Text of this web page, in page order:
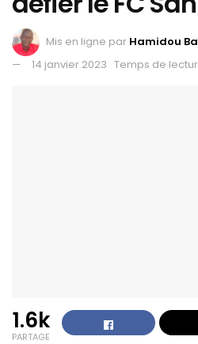
Mis en ligne par Hamidou
14 janvier 2023 Temps de
1.6k
PARTAGE